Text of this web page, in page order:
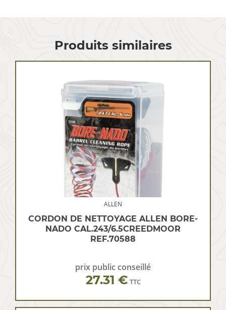
Produits similaires
ALLEN
CORDON DE NETTOYAGE ALLEN BORE-
NADO CAL.243/6.5CREEDMOOR
REF.70588
prix public conseillé
27.31 € TTC